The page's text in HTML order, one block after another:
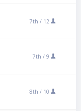
7th / 12
7th / 9
8th / 10